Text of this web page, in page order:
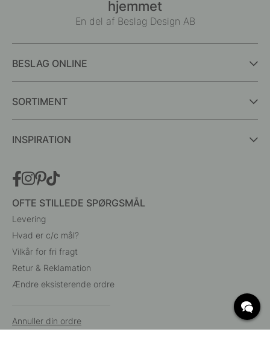
hjemmet
En del af Beslag Design AB
BESLAG ONLINE
SORTIMENT
INSPIRATION
OFTE STILLEDE SPØRGSMÅL
Levering
Hvad er c/c mål?
Vilkår for fri fragt
Retur & Reklamation
Ændre eksisterende ordre
Annuller din ordre